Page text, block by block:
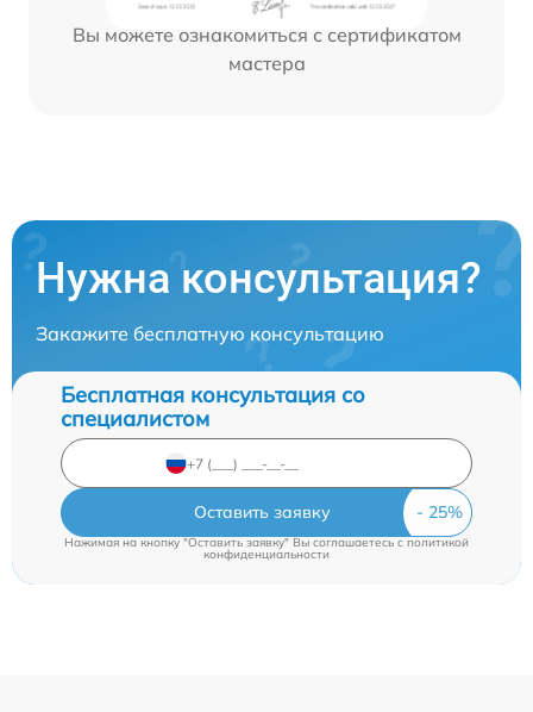
Вы можете ознакомиться с сертификатом
мастера
Нужна консультация?
Закажите бесплатную консультацию
Бесплатная консультация со
специалистом
Оставить заявку
Нажимая на кнопку "Оставить заявку" Вы соглашаетесь cполитикой
конфиденциальности